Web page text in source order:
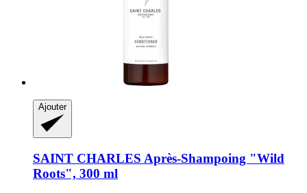
Ajouter
SAINT CHARLES Après-​Shampoing "Wild
Roots", 300 ml